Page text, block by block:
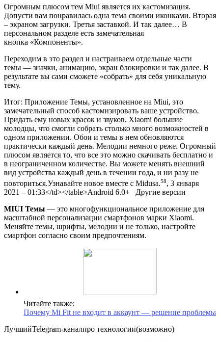
Огромным плюсом тем Miui является их кастомизация.
Допусти вам понравилась одна тема своими иконками. Вторая
– экраном загрузки. Третья заставкой. И так далее… В
персональном разделе есть замечательная
кнопка «Компоненты».
Переходим в это раздел и настраиваем отдельные части
темы — значки, анимацию, экран блокировки и так далее. В
результате вы сами сможете «собрать» для себя уникальную
тему.
Итог: Приложение Темы, установленное на Miui, это
замечательный способ кастомизировать ваше устройство.
Придать ему новых красок и звуков. Xiaomi большие
молодцы, что смогли собрать столько много возможностей в
одном приложении. Обои и темы в нем обновляются
практически каждый день. Мелодии немного реже. Огромный
плюсом является то, что все это можно скачивать бесплатно и
в неограниченном количестве. Вы можете менять внешний
вид устройства каждый день в течении года, и ни разу не
повториться.Узнавайте новое вместе с Midusa.58, 3 января
2021 – 01:33</td></table>Android 6.0+ Другие версии
MIUI Темы — это многофункциональное приложение для
масштабной персонализации смартфонов марки Xiaomi.
Меняйте темы, шрифты, мелодии и не только, настройте
смартфон согласно своим предпочтениям.
Читайте также:
Почему Mi Fit не входит в аккаунт — решение проблемы
ЛучшийTelegram-каналпро технологии(возможно)